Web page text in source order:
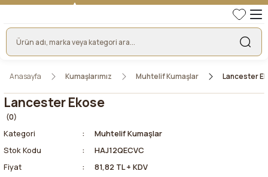
Anasayfa Kumaşlarımız Muhtelif Kumaşlar Lancester
Lancester Ekose
(0)
Kategori
Muhtelif Kumaşlar
Stok Kodu
HAJ12QECVC
Fiyat
81,82 TL + KDV